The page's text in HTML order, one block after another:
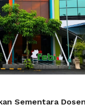
Sementara